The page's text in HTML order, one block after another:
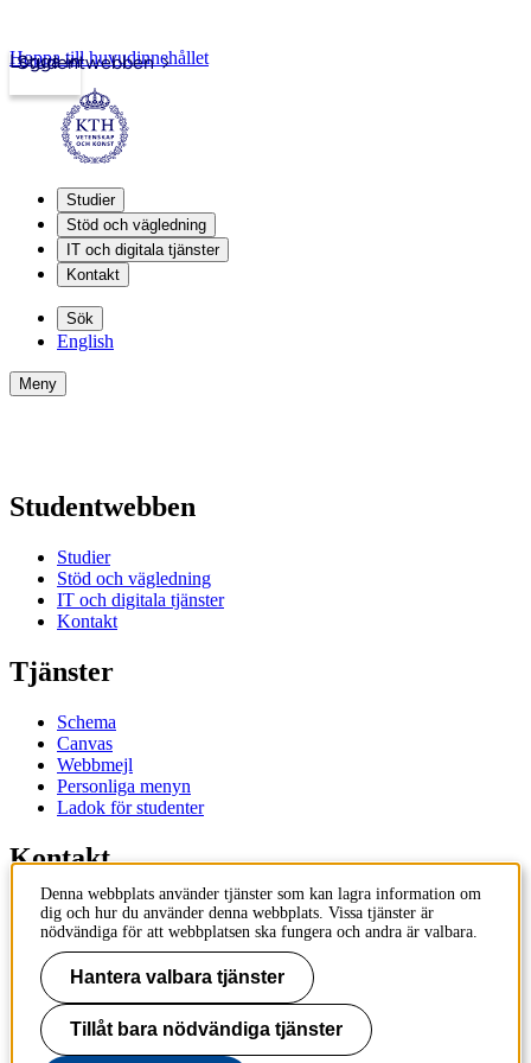
Studentwebben
Logga in
Hoppa till huvudinnehållet
Studier
Stöd och vägledning
IT och digitala tjänster
Kontakt
Sök
English
Meny
Studentwebben
Studier
Stöd och vägledning
IT och digitala tjänster
Kontakt
Tjänster
Schema
Canvas
Webbmejl
Personliga menyn
Ladok för studenter
Kontakt
Kontakta utbildningsprogram
Kontakta kurs
IT-support
KTH Entré
KTH
100 44 Stockholm
Denna webbplats använder tjänster som kan lagra information om
dig och hur du använder denna webbplats. Vissa tjänster är
nödvändiga för att webbplatsen ska fungera och andra är valbara.
Hantera valbara tjänster
Tillåt bara nödvändiga tjänster